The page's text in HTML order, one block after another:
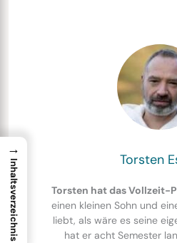
Torsten
Torsten hat das Vollzeit-
einen kleinen Sohn und
liebt, als wäre es seine
hat er acht Semester
→
Inhaltsverzeichnis